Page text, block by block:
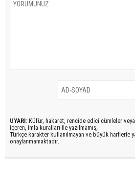
UYARI: Küfür, hakaret, rencide edici cümleler veya
içeren, imla kuralları ile yazılmamış,
Türkçe karakter kullanılmayan ve büyük harflerle
onaylanmamaktadır.